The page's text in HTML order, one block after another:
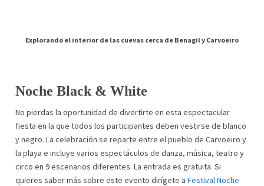
Explorando el interior de las cuevas cerca de Benagil y Carvoeiro
Noche Black & White
No pierdas la oportunidad de divertirte en esta espectacular
fiesta en la que todos los participantes deben vestirse de blanco
y negro. La celebración se reparte entre el pueblo de Carvoeiro y
la playa e incluye varios espectáculos de danza, música, teatro y
circo en 9 escenarios diferentes. La entrada es gratuita. Si
quieres saber más sobre este evento dirígete a Festival Noche